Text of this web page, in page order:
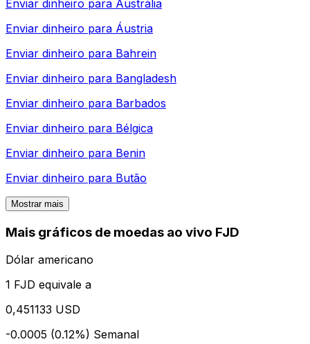
Enviar dinheiro para Austrália
Enviar dinheiro para Áustria
Enviar dinheiro para Bahrein
Enviar dinheiro para Bangladesh
Enviar dinheiro para Barbados
Enviar dinheiro para Bélgica
Enviar dinheiro para Benin
Enviar dinheiro para Butão
Mostrar mais
Mais gráficos de moedas ao vivo FJD
Dólar americano
1 FJD equivale a
0,451133 USD
-0.0005 (0.12%) Semanal